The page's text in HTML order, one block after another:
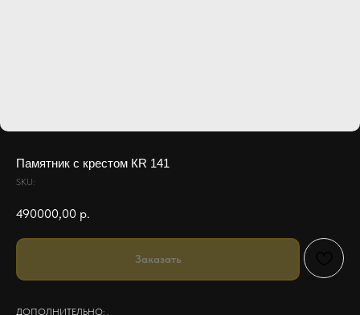
Памятник с крестом КR 141
SKU:
490000,00 р.
Заказать
ДОПОЛНИТЕЛЬНО: .